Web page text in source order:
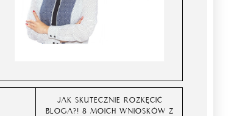
JAK SKUTECZNIE ROZKĘCIĆ
BLOGA?! 8 MOICH WNIOSKÓW Z